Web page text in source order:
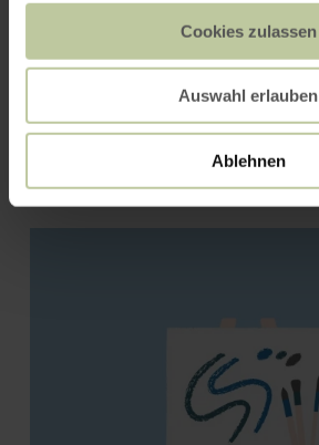
Cookies zulassen
Auswahl erlauben
Ablehnen
Burg Reifferscheid